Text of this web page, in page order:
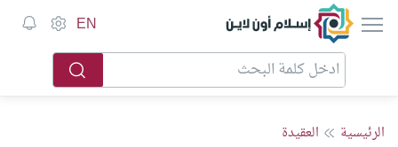
إسلام أون لاين EN
الرئيسية العقيدة